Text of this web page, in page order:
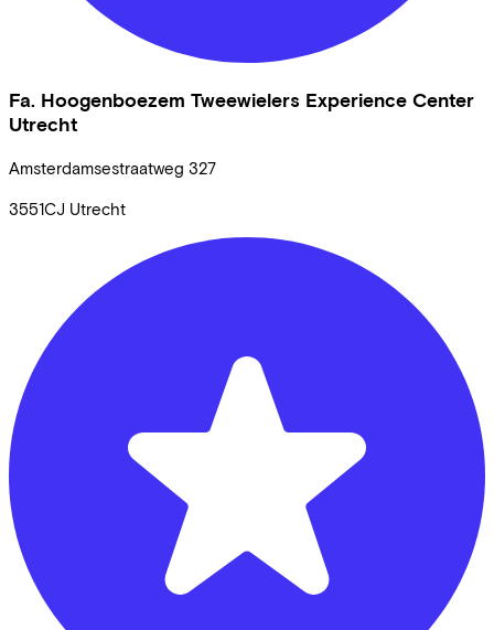
Fa. Hoogenboezem Tweewielers Experience Center
Utrecht
Amsterdamsestraatweg 327
3551CJ Utrecht